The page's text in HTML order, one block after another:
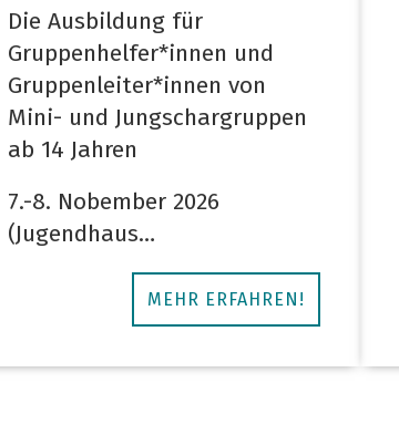
Die Ausbildung für
Gruppenhelfer*innen und
Gruppenleiter*innen von
Mini- und Jungschargruppen
ab 14 Jahren
7.-8. Nobember 2026
(Jugendhaus…
MEHR ERFAHREN!